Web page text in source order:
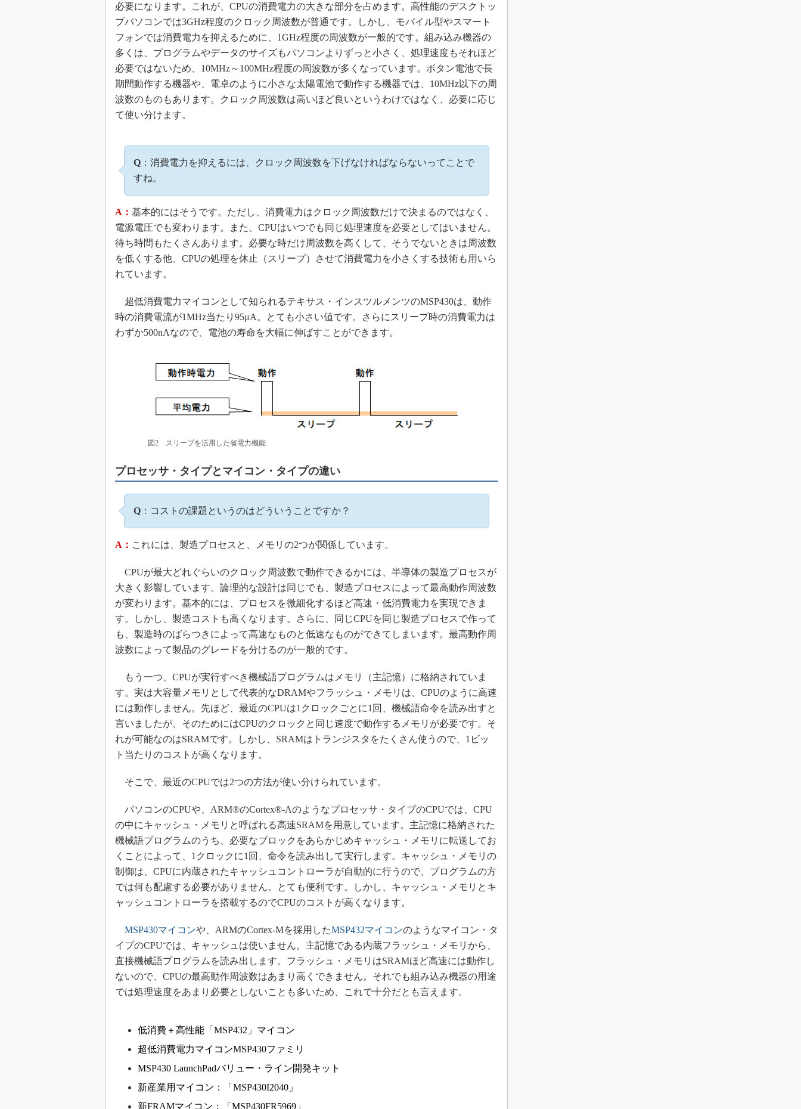
必要になります。これが、CPUの消費電力の大きな部分を占めます。高性能のデスクトッ
プパソコンでは3GHz程度のクロック周波数が普通です。しかし、モバイル型やスマート
フォンでは消費電力を抑えるために、1GHz程度の周波数が一般的です。組み込み機器の
多くは、プログラムやデータのサイズもパソコンよりずっと小さく、処理速度もそれほど
必要ではないため、10MHz～100MHz程度の周波数が多くなっています。ボタン電池で長
期間動作する機器や、電卓のように小さな太陽電池で動作する機器では、10MHz以下の周
波数のものもあります。クロック周波数は高いほど良いというわけではなく、必要に応じ
て使い分けます。
Q ：消費電力を抑えるには、クロック周波数を下げなければならないってことで
すね。
A： 基本的にはそうです。ただし、消費電力はクロック周波数だけで決まるのではなく、
電源電圧でも変わります。また、CPUはいつでも同じ処理速度を必要としてはいません。
待ち時間もたくさんあります。必要な時だけ周波数を高くして、そうでないときは周波数
を低くする他、CPUの処理を休止（スリープ）させて消費電力を小さくする技術も用いら
れています。
超低消費電力マイコンとして知られるテキサス・インスツルメンツのMSP430は、動作
時の消費電流が1MHz当たり95μA。とても小さい値です。さらにスリープ時の消費電力は
わずか500nAなので、電池の寿命を大幅に伸ばすことができます。
図2 スリープを活用した省電力機能
プロセッサ・タイプとマイコン・タイプの違い
Q ：コストの課題というのはどういうことですか？
A： これには、製造プロセスと、メモリの2つが関係しています。
CPUが最大どれぐらいのクロック周波数で動作できるかには、半導体の製造プロセスが
大きく影響しています。論理的な設計は同じでも、製造プロセスによって最高動作周波数
が変わります。基本的には、プロセスを微細化するほど高速・低消費電力を実現できま
す。しかし、製造コストも高くなります。さらに、同じCPUを同じ製造プロセスで作って
も、製造時のばらつきによって高速なものと低速なものができてしまいます。最高動作周
波数によって製品のグレードを分けるのが一般的です。
もう一つ、CPUが実行すべき機械語プログラムはメモリ（主記憶）に格納されていま
す。実は大容量メモリとして代表的なDRAMやフラッシュ・メモリは、CPUのように高速
には動作しません。先ほど、最近のCPUは1クロックごとに1回、機械語命令を読み出すと
言いましたが、そのためにはCPUのクロックと同じ速度で動作するメモリが必要です。そ
れが可能なのはSRAMです。しかし、SRAMはトランジスタをたくさん使うので、1ビッ
ト当たりのコストが高くなります。
そこで、最近のCPUでは2つの方法が使い分けられています。
パソコンのCPUや、ARM®のCortex®-Aのようなプロセッサ・タイプのCPUでは、CPU
の中にキャッシュ・メモリと呼ばれる高速SRAMを用意しています。主記憶に格納された
機械語プログラムのうち、必要なブロックをあらかじめキャッシュ・メモリに転送してお
くことによって、1クロックに1回、命令を読み出して実行します。キャッシュ・メモリの
制御は、CPUに内蔵されたキャッシュコントローラが自動的に行うので、プログラムの方
では何も配慮する必要がありません。とても便利です。しかし、キャッシュ・メモリとキ
ャッシュコントローラを搭載するのでCPUのコストが高くなります。
MSP430マイコンや、ARMのCortex-Mを採用したMSP432マイコンのようなマイコン・タ
イプのCPUでは、キャッシュは使いません。主記憶である内蔵フラッシュ・メモリから、
直接機械語プログラムを読み出します。フラッシュ・メモリはSRAMほど高速には動作し
ないので、CPUの最高動作周波数はあまり高くできません。それでも組み込み機器の用途
では処理速度をあまり必要としないことも多いため、これで十分だとも言えます。
低消費＋高性能「MSP432」マイコン
超低消費電力マイコンMSP430ファミリ
MSP430 LaunchPadバリュー・ライン開発キット
新産業用マイコン：「MSP430I2040」
新FRAMマイコン：「MSP430FR5969」